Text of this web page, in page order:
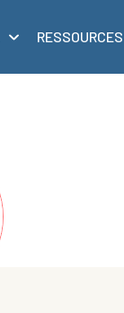
RESSOURCES